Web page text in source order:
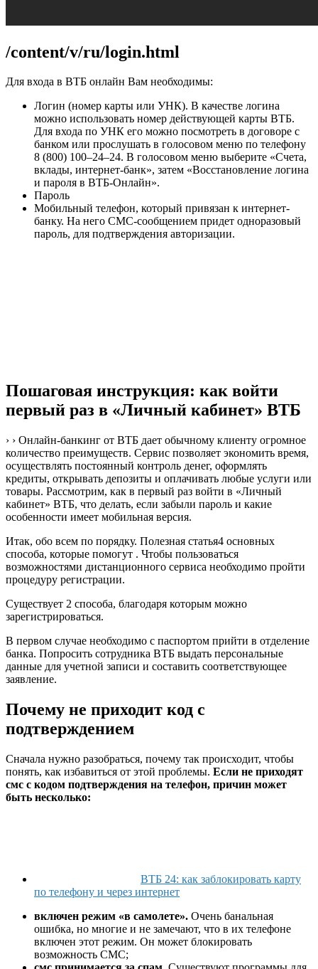
/content/v/ru/login.html
Для входа в ВТБ онлайн Вам необходимы:
Логин (номер карты или УНК). В качестве логина
можно использовать номер действующей карты ВТБ.
Для входа по УНК его можно посмотреть в договоре с
банком или прослушать в голосовом меню по телефону
8 (800) 100–24–24. В голосовом меню выберите «Счета,
вклады, интернет-банк», затем «Восстановление логина
и пароля в ВТБ-Онлайн».
Пароль
Мобильный телефон, который привязан к интернет-
банку. На него СМС-сообщением придет одноразовый
пароль, для подтверждения авторизации.
Пошаговая инструкция: как войти
первый раз в «Личный кабинет» ВТБ
› › Онлайн-банкинг от ВТБ дает обычному клиенту огромное
количество преимуществ. Сервис позволяет экономить время,
осуществлять постоянный контроль денег, оформлять
кредиты, открывать депозиты и оплачивать любые услуги или
товары. Рассмотрим, как в первый раз войти в «Личный
кабинет» ВТБ, что делать, если забыли пароль и какие
особенности имеет мобильная версия.
Итак, обо всем по порядку. Полезная статья4 основных
способа, которые помогут . Чтобы пользоваться
возможностями дистанционного сервиса необходимо пройти
процедуру регистрации.
Существует 2 способа, благодаря которым можно
зарегистрироваться.
В первом случае необходимо с паспортом прийти в отделение
банка. Попросить сотрудника ВТБ выдать персональные
данные для учетной записи и составить соответствующее
заявление.
Почему не приходит код с
подтверждением
Сначала нужно разобраться, почему так происходит, чтобы
понять, как избавиться от этой проблемы. Если не приходят
смс с кодом подтверждения на телефон, причин может
быть несколько:
ВТБ 24: как заблокировать карту
по телефону и через интернет
включен режим «в самолете». Очень банальная
ошибка, но многие и не замечают, что в их телефоне
включен этот режим. Он может блокировать
возможность СМС;